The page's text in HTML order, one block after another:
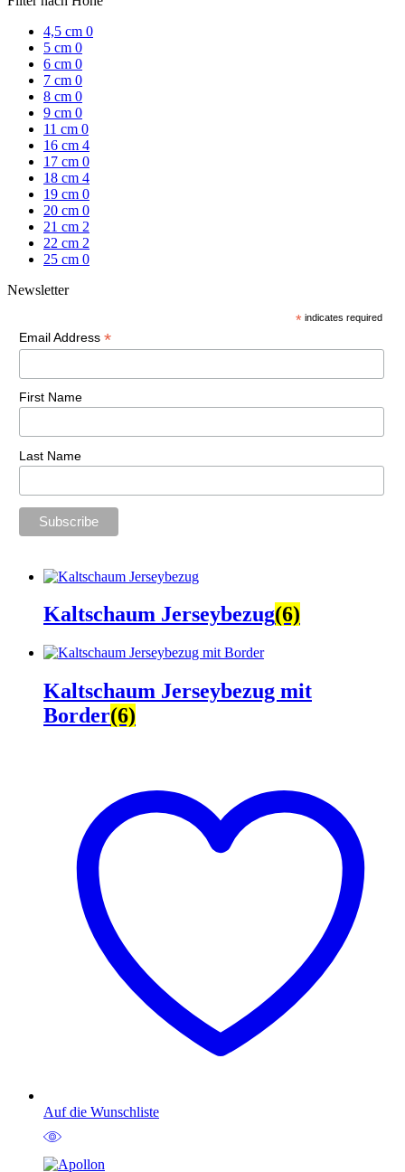
4,5 cm 0
5 cm 0
6 cm 0
7 cm 0
8 cm 0
9 cm 0
11 cm 0
16 cm 4
17 cm 0
18 cm 4
19 cm 0
20 cm 0
21 cm 2
22 cm 2
25 cm 0
Newsletter
* indicates required
Email Address *
First Name
Last Name
Kaltschaum Jerseybezug(6)
Kaltschaum Jerseybezug mit
Border(6)
Auf die Wunschliste